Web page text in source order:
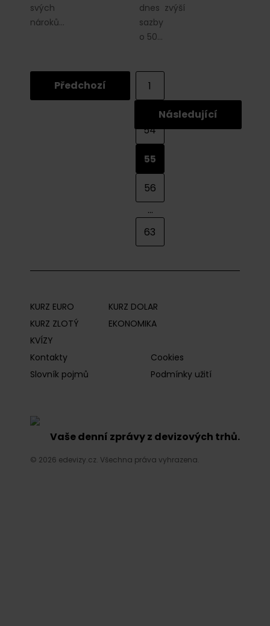
svých
nároků…
dnes zvýší
sazby
o 50…
Předchozí
1
54
55
56
...
63
Následující
KURZ EURO
KURZ DOLAR
KURZ ZLOTÝ
EKONOMIKA
KVÍZY
Kontakty
Cookies
Slovník pojmů
Podmínky užití
Vaše denní zprávy z devizových trhů.
© 2026 edevizy.cz. Všechna práva vyhrazena.